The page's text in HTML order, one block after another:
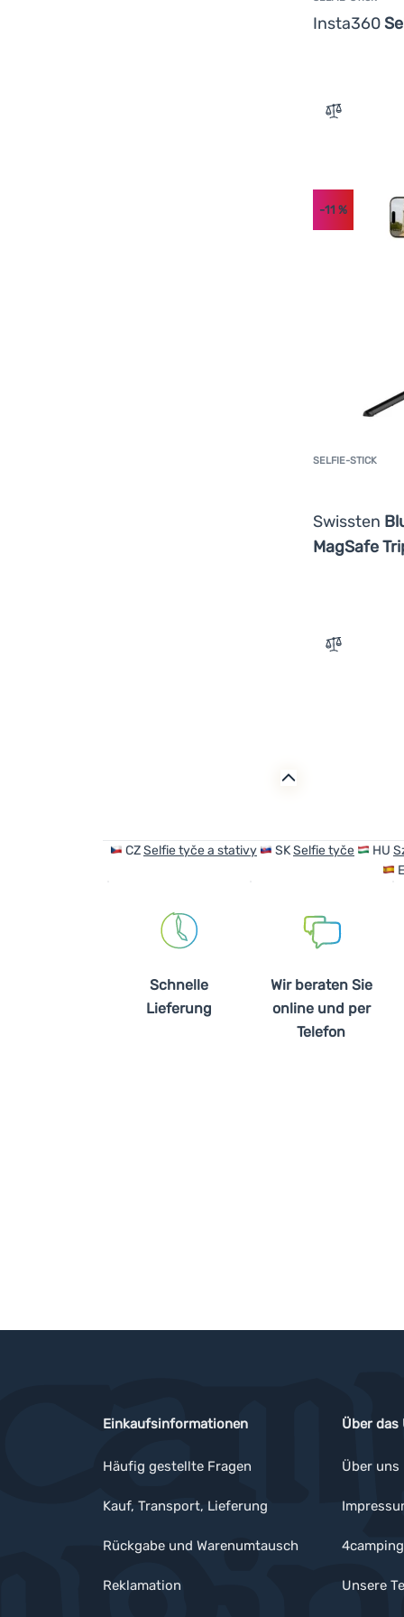
Insta360
Zum
SELFIE-STICK
Swissten
MagSafe
-11 %
Zum
CZSelfie tyče a stativy SKSelfie tyče HU
Schnelle
Lieferung
Wir beraten Sie
online und per
Telefon
Einkaufsinformationen
Häufig gestellte Fragen
Kauf, Transport, Lieferung
Rückgabe und Warenumtausch
Reklamation
Über das
Über uns
Unsere